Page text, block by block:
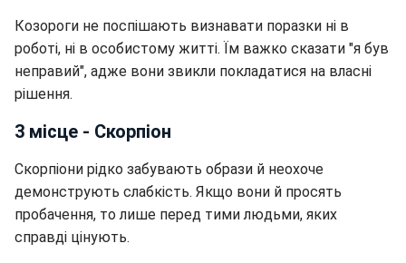
Козороги не поспішають визнавати поразки ні в
роботі, ні в особистому житті. Їм важко сказати "я був
неправий", адже вони звикли покладатися на власні
рішення.
3 місце - Скорпіон
Скорпіони рідко забувають образи й неохоче
демонструють слабкість. Якщо вони й просять
пробачення, то лише перед тими людьми, яких
справді цінують.